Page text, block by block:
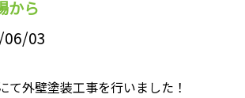
から
06/03
て外壁塗装工事を行いました！